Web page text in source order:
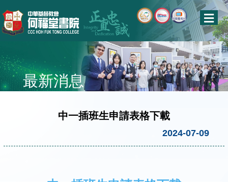
最新消息
中一插班生申請表格下載
2024-07-09